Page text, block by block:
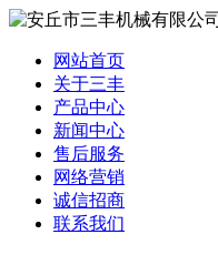
网站首页
关于三丰
产品中心
新闻中心
售后服务
网络营销
诚信招商
联系我们